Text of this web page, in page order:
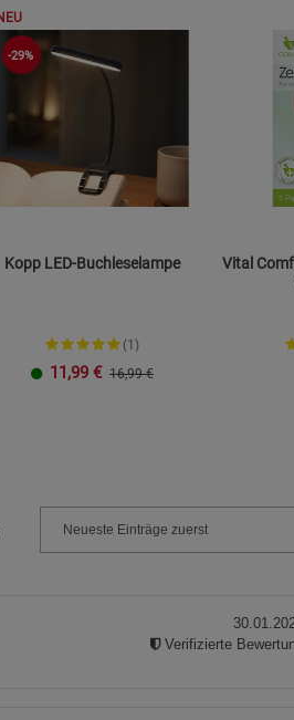
-29%
Kopp LED-Buchleselampe
(1)
11,99 € 16,99 €
Vital
Verifizierte